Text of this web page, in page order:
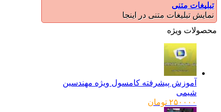
تبلیغات متنی
نمایش تبلیغات متنی در اینجا
محصولات ویژه
آموزش پیشرفته کامسول ویژه مهندسین
شیمی
۲۵۰۰۰۰ تومان